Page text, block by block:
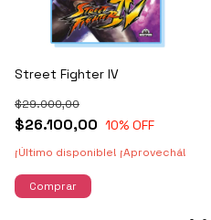
Street Fighter IV
$26.100,00
$29.000,00
10% OFF
¡Último disponible! ¡Aprovechá!